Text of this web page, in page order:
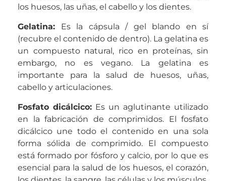
los huesos, las uñas, el cabello y los dientes.
Gelatina: Es la cápsula / gel blando en sí
(recubre el contenido de dentro). La gelatina es
un compuesto natural, rico en proteínas, sin
embargo, no es vegano. La gelatina es
importante para la salud de huesos, uñas,
cabello y articulaciones.
Fosfato dicálcico: Es un aglutinante utilizado
en la fabricación de comprimidos. El fosfato
dicálcico une todo el contenido en una sola
forma sólida de comprimido. El compuesto
está formado por fósforo y calcio, por lo que es
esencial para la salud de los huesos, el corazón,